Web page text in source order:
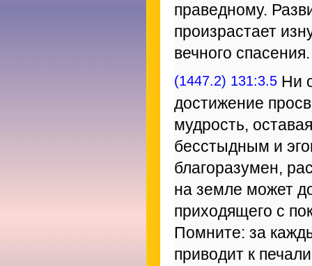
праведному.
произрастает
вечного спасения.
(1447.2) 131:3.5 Ни
достижение
мудрость,
бесстыдным и
благоразумен,
на земле может
приходящего с
Помните: за
приводит к